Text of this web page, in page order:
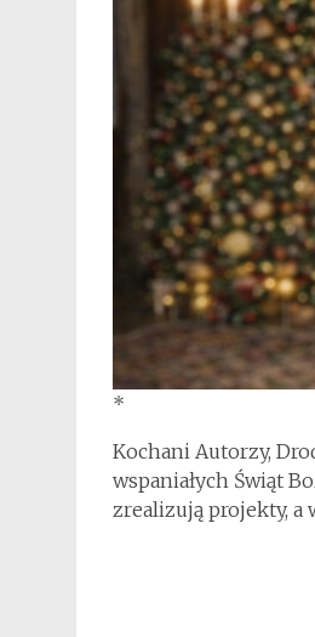
*
Kochani Autorzy,
wspaniałych Świąt
zrealizują projekty, a